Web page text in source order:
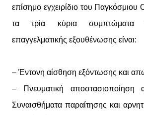
επίσημο εγχειρίδιο του Παγκόσμιου
τα τρία κύρια συμπτώματα
επαγγελματικής εξουθένωσης είναι:
– Έντονη αίσθηση εξόντωσης και
– Πνευματική αποστασιοποίηση
Συναισθήματα παραίτησης και